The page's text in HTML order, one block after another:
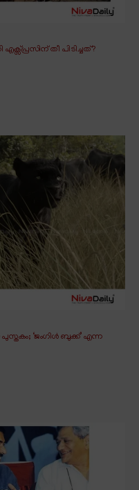
തീ പിടിച്ചത്?
പുസ്തകം; ‘ജംഗിൾ ബുക്ക്’ എന്ന